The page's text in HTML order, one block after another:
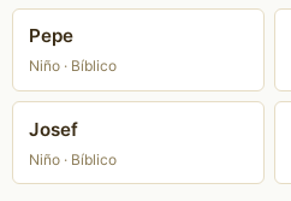
Pepe
Niño · Bíblico
Josef
Niño · Bíblico